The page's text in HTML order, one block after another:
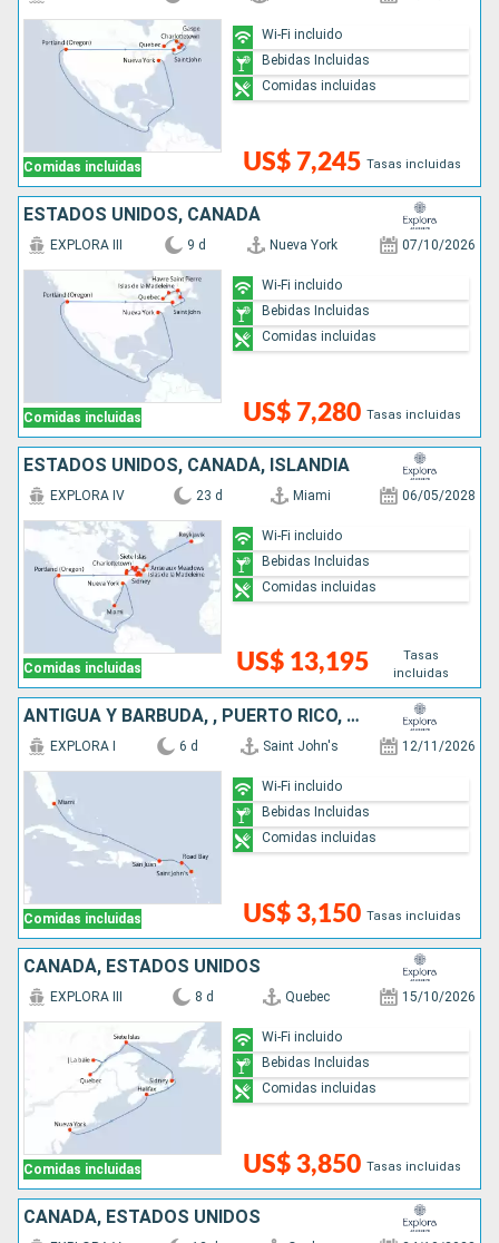
Comidas incluidas US$ 7,245 Tasas incluidas
Wi-Fi incluido
Bebidas Incluidas
Comidas incluidas
ESTADOS UNIDOS, CANADÁ
Comidas incluidas
EXPLORA III 9 d Nueva York 07/10/2026
US$ 7,280 Tasas incluidas
Wi-Fi incluido
Bebidas Incluidas
Comidas incluidas
ESTADOS UNIDOS, CANADÁ, ISLANDIA
Comidas incluidas
EXPLORA IV 23 d Miami 06/05/2028
US$ 13,195
Tasas
incluidas
Wi-Fi incluido
Bebidas Incluidas
Comidas incluidas
ANTIGUA Y BARBUDA, , PUERTO RICO, ESTADOS UNIDOS
Comidas incluidas
EXPLORA I 6 d Saint John's 12/11/2026
US$ 3,150 Tasas incluidas
Wi-Fi incluido
Bebidas Incluidas
Comidas incluidas
CANADÁ, ESTADOS UNIDOS
Comidas incluidas
EXPLORA III 8 d Quebec 15/10/2026
US$ 3,850 Tasas incluidas
Wi-Fi incluido
Bebidas Incluidas
Comidas incluidas
CANADÁ, ESTADOS UNIDOS